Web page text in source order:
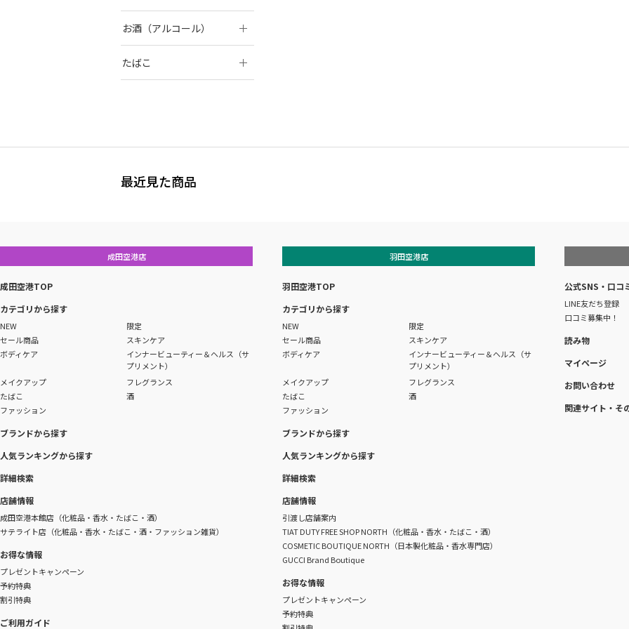
お酒（アルコール）
たばこ
最近見た商品
成田空港店
成田空港TOP
カテゴリから探す
NEW
限定
セール商品
スキンケア
ボディケア
インナービューティー＆ヘルス（サ
プリメント）
メイクアップ
フレグランス
たばこ
酒
ファッション
ブランドから探す
人気ランキングから探す
詳細検索
店舗情報
成田空港本館店（化粧品・香水・たばこ・酒）
サテライト店（化粧品・香水・たばこ・酒・ファッション雑貨）
お得な情報
プレゼントキャンペーン
予約特典
割引特典
ご利用ガイド
羽田空港店
羽田空港TOP
カテゴリから探す
NEW
限定
セール商品
スキンケア
ボディケア
インナービューティー＆ヘルス（サ
プリメント）
メイクアップ
フレグランス
たばこ
酒
ファッション
ブランドから探す
人気ランキングから探す
詳細検索
店舗情報
引渡し店舗案内
TIAT DUTY FREE SHOP NORTH（化粧品・香水・たばこ・酒）
COSMETIC BOUTIQUE NORTH（日本製化粧品・香水専門店）
GUCCI Brand Boutique
お得な情報
プレゼントキャンペーン
予約特典
公式SNS・口コ
LINE友だち登録
口コミ募集中！
読み物
マイページ
お問い合わせ
関連サイト・そ